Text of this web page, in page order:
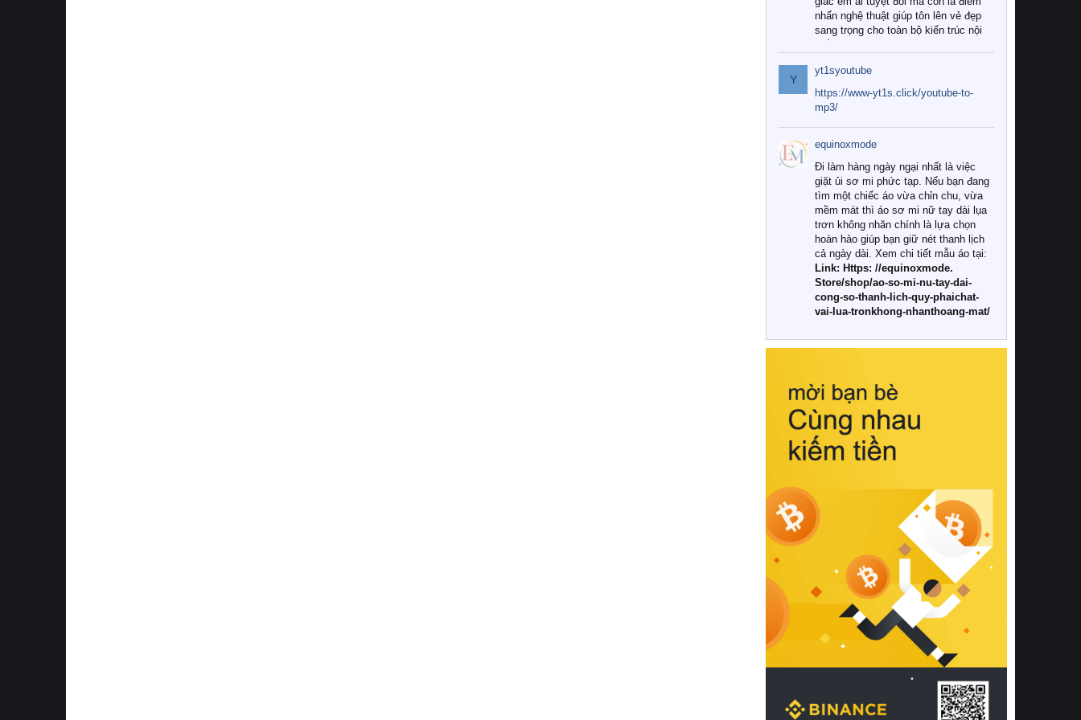
nhấn nghệ thuật giúp tôn lên vẻ đẹp
sang trọng cho toàn bộ kiến trúc nội
Tuy nhiên, giữa thị trường đa dạng
với vô vàn thương hiệu và mẫu mã
như hiện nay, làm thế nào để chọn
được những bộ chăn ga gối đệm cao
cấp thực sự chất lượng, phù hợp với
khí hậu và nhu cầu sử dụng của gia
đình? Hãy cùng chúng tôi đi tìm lời
giải đáp chi tiết qua bài viết dưới đây.
1. Tại sao các gia đình hiện đại lại ưa
chuộng chăn ga gối đệm cao cấp?
Khác với các dòng sản phẩm thông
thường, những bộ chăn ga gối đệm
cao cấp trải qua quy trình sản xuất
nghiêm ngặt từ khâu chọn lọc nguyên
liệu tự nhiên đến công nghệ dệt
nhuộm hiện đại không chứa hóa chất
này, bạn sẽ cảm nhận rõ rệt sự khác
hồi chuẩn xác của phần đệm nâng đỡ
cột sống.
Bên cạnh đó, việc lựa chọn các dòng
sản phẩm đạt chuẩn chất lượng quốc
tế còn giúp ngăn ngừa tình trạng kích
khuẩn và nấm mốc trong điều kiện
thời tiết nóng ẩm. Bạn có thể tìm hiểu
thêm các nghiên cứu khoa học về tác
động của giấc ngủ và môi trường
phòng ngủ đối với sức khỏe con
người tại Sleep Foundation (External
Link) để có cái nhìn toàn diện hơn.
2. Các tiêu chí vàng khi lựa chọn
chăn ga gối đệm cao cấp cho phòng
ngủ
Để sở hữu một bộ chăn ga gối đệm
cao cấp hoàn hảo cả về thẩm mỹ lẫn
công năng, người tiêu dùng cần cân
nhắc kỹ lưỡng các tiêu chí quan trọng
Y
yt1syoutube
https://www-yt1s.click/youtube-to-
mp3/
equinoxmode
Đi làm hàng ngày ngại nhất là việc
giặt ủi sơ mi phức tạp. Nếu bạn đang
tìm một chiếc áo vừa chỉn chu, vừa
mềm mát thì áo sơ mi nữ tay dài lụa
trơn không nhăn chính là lựa chọn
hoàn hảo giúp bạn giữ nét thanh lịch
cả ngày dài. Xem chi tiết mẫu áo tại:
Link: Https: //equinoxmode.
Store/shop/ao-so-mi-nu-tay-dai-
cong-so-thanh-lich-quy-phaichat-
vai-lua-tronkhong-nhanthoang-mat/